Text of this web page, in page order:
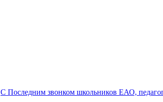
С Последним звонком школьников ЕАО,